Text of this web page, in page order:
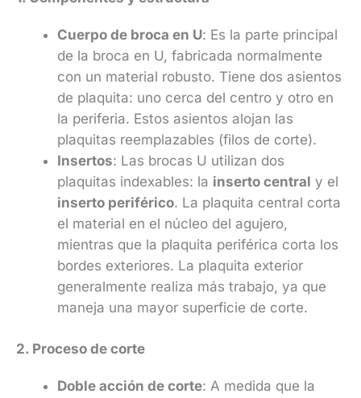
Cuerpo de broca en U: Es la parte principal
de la broca en U, fabricada normalmente
con un material robusto. Tiene dos asientos
de plaquita: uno cerca del centro y otro en
la periferia. Estos asientos alojan las
plaquitas reemplazables (filos de corte).
Insertos: Las brocas U utilizan dos
plaquitas indexables: la inserto central y el
inserto periférico. La plaquita central corta
el material en el núcleo del agujero,
mientras que la plaquita periférica corta los
bordes exteriores. La plaquita exterior
generalmente realiza más trabajo, ya que
maneja una mayor superficie de corte.
2. Proceso de corte
Doble acción de corte: A medida que la